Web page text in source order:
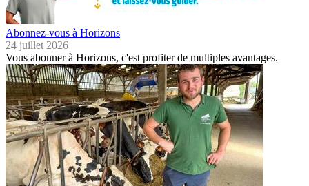
Abonnez-vous à Horizons
24 juillet 2026
Vous abonner à Horizons, c'est profiter de multiples avantages.